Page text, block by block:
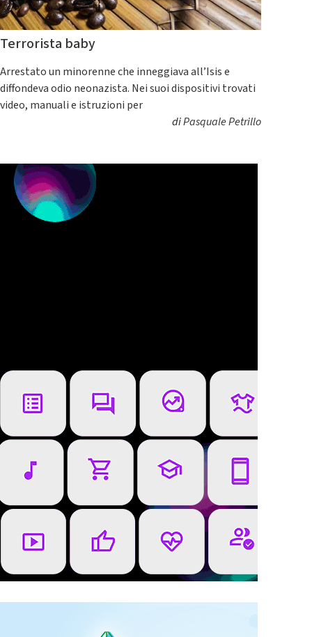
Terrorista baby
Arrestato un minorenne che inneggiava all’Isis e
diffondeva odio neonazista. Nei suoi dispositivi trovati
video, manuali e istruzioni per
diPasquale Petrillo